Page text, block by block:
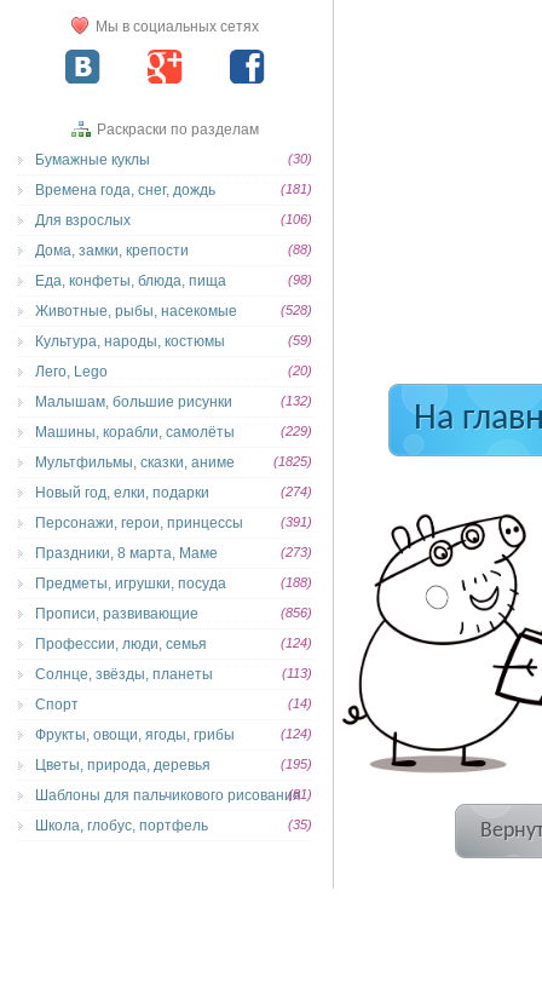
На
Мы в социальных сетях
Раскраски по разделам
Бумажные куклы
(30)
Времена года, снег, дождь (181)
Для взрослых (106)
Дома, замки, крепости (88)
Еда, конфеты, блюда, пища (98)
Животные, рыбы, насекомые (528)
Культура, народы, костюмы (59)
Лего, Lego (20)
Малышам, большие рисунки (132)
Машины, корабли, самолёты (229)
Мультфильмы, сказки, аниме (1825)
Новый год, елки, подарки (274)
Персонажи, герои, принцессы (391)
Праздники, 8 марта, Маме (273)
Предметы, игрушки, посуда (188)
Прописи, развивающие (856)
Профессии, люди, семья (124)
Солнце, звёзды, планеты (113)
Спорт (14)
Фрукты, овощи, ягоды, грибы (124)
Цветы, природа, деревья (195)
Шаблоны для пальчикового рисования(81)
Школа, глобус, портфель (35)